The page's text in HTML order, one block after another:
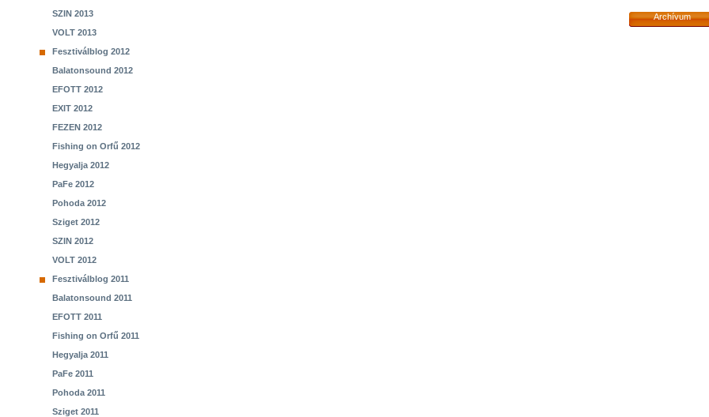
SZIN 2013
VOLT 2013
Fesztiválblog 2012
Balatonsound 2012
EFOTT 2012
EXIT 2012
FEZEN 2012
Fishing on Orfű 2012
Hegyalja 2012
PaFe 2012
Pohoda 2012
Sziget 2012
SZIN 2012
VOLT 2012
Fesztiválblog 2011
Balatonsound 2011
EFOTT 2011
Fishing on Orfű 2011
Hegyalja 2011
PaFe 2011
Pohoda 2011
Sziget 2011
Archívum